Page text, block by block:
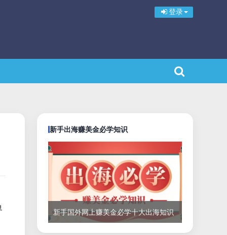
登录
新手出海赚美金必学知识
新手国外网上赚美金必学十大出海知识